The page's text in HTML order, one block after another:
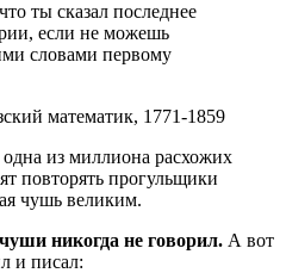
ты сказал последнее
если не можешь
словами первому
математик, 1771-1859
из миллиона расхожих
повторять прогульщики
чушь великим.
никогда не говорил. А вот
и писал: